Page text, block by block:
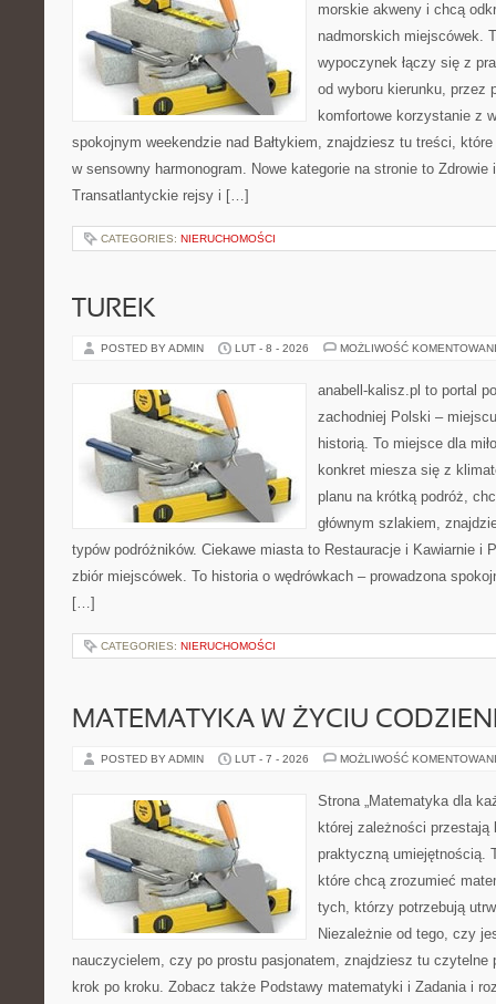
morskie akweny i chcą
nadmorskich miejscówek.
wypoczynek łączy się z
od wyboru kierunku, przez
komfortowe korzystanie z
spokojnym weekendzie nad Bałtykiem, znajdziesz tu treści,
w sensowny harmonogram. Nowe kategorie na stronie to Zdrowie
Transatlantyckie rejsy i […]
CATEGORIES: NIERUCHOMOŚCI
TUREK
POSTED BY ADMIN LUT - 8 - 2026 MOŻLIWOŚĆ
anabell-kalisz.pl to portal
zachodniej Polski –
historią. To miejsce dla
konkret miesza się z
planu na krótką podróż,
głównym szlakiem,
typów podróżników. Ciekawe miasta to Restauracje i Kawiarnie i
zbiór miejscówek. To historia o wędrówkach – prowadzona
[…]
CATEGORIES: NIERUCHOMOŚCI
MATEMATYKA W ŻYCIU
POSTED BY ADMIN LUT - 7 - 2026 MOŻLIWOŚĆ
Strona „Matematyka dla
której zależności
praktyczną umiejętnością.
które chcą zrozumieć
tych, którzy potrzebują
Niezależnie od tego, czy
nauczycielem, czy po prostu pasjonatem, znajdziesz tu czytelne
krok po kroku. Zobacz także Podstawy matematyki i Zadania i